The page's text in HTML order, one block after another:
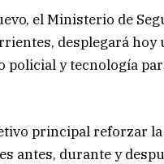
el Ministerio de
desplegará
policial y tecnología
principal reforzar
antes, durante y